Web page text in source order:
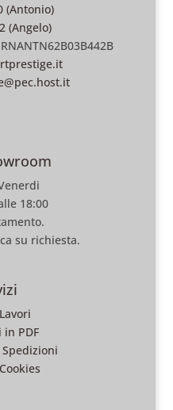
(Antonio)
(Angelo)
18:00
su richiesta.
in PDF
Cookies